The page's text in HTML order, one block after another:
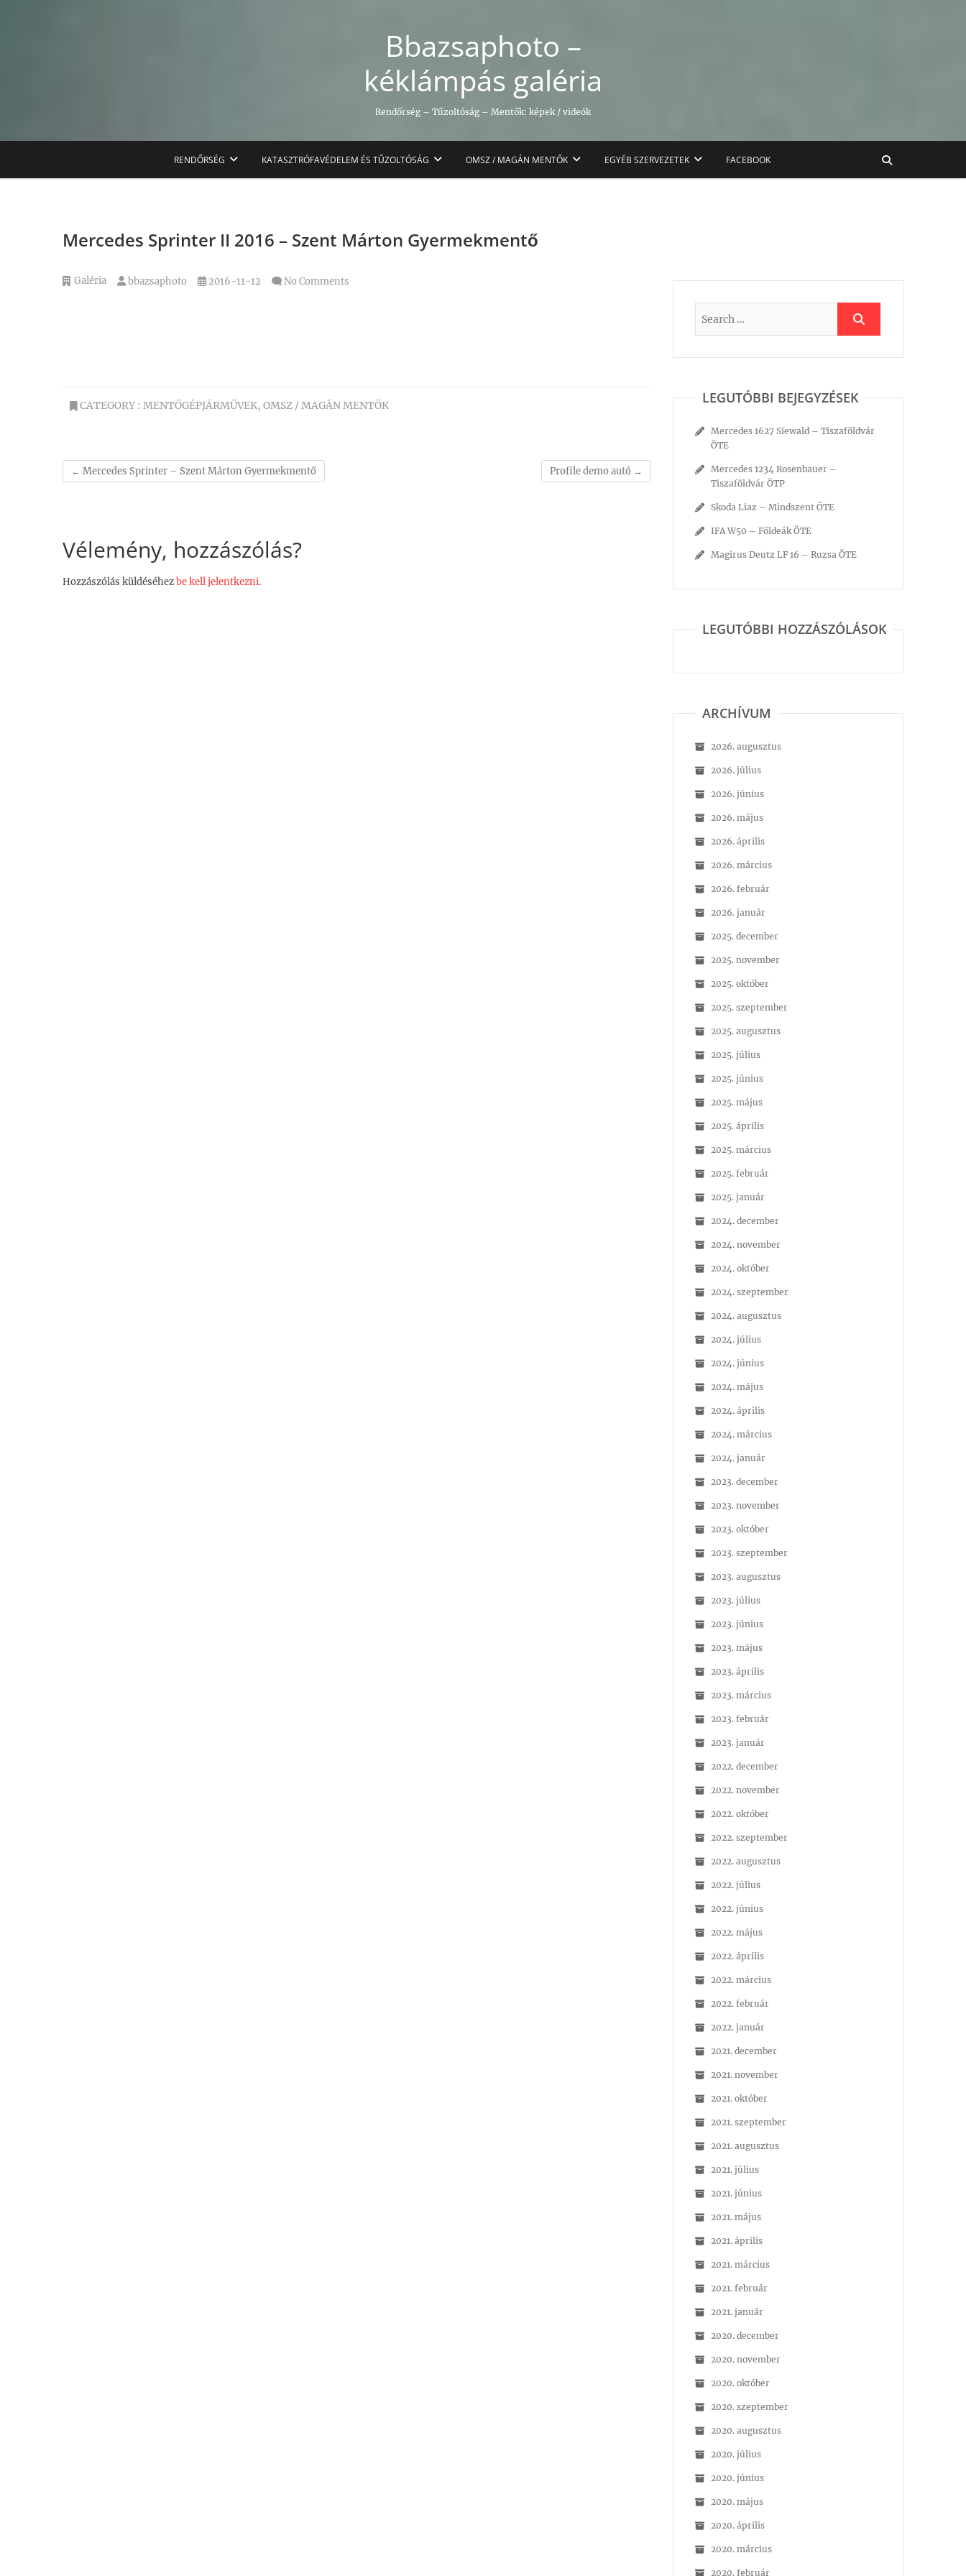
Bbazsaphoto –
kéklámpás galéria
Rendőrség – Tűzoltóság – Mentők: képek / videók
RENDŐRSÉG KATASZTRÓFAVÉDELEM ÉS TŰZOLTÓSÁG OMSZ / MAGÁN MENTŐK EGYÉB SZERVEZETEK FACEBOOK
Mercedes Sprinter II 2016 – Szent Márton Gyermekmentő
Galéria bbazsaphoto 2016-11-12 No Comments
CATEGORY : MENTŐGÉPJÁRMŰVEK, OMSZ / MAGÁN MENTŐK
← Mercedes Sprinter – Szent Márton Gyermekmentő Profile demo autó →
Vélemény, hozzászólás?
Hozzászólás küldéséhezbe kell jelentkezni.
LEGUTÓBBI BEJEGYZÉSEK
Mercedes 1627 Siewald – Tiszaföldvár
ÖTE
Mercedes 1234 Rosenbauer –
Tiszaföldvár ÖTP
Skoda Liaz – Mindszent ÖTE
IFA W50 – Földeák ÖTE
Magirus Deutz LF 16 – Ruzsa ÖTE
LEGUTÓBBI HOZZÁSZÓLÁSOK
ARCHÍVUM
2026. augusztus
2026. július
2026. június
2026. május
2026. április
2026. március
2026. február
2026. január
2025. december
2025. november
2025. október
2025. szeptember
2025. augusztus
2025. július
2025. június
2025. május
2025. április
2025. március
2025. február
2025. január
2024. december
2024. november
2024. október
2024. szeptember
2024. augusztus
2024. július
2024. június
2024. május
2024. április
2024. március
2024. január
2023. december
2023. november
2023. október
2023. szeptember
2023. augusztus
2023. július
2023. június
2023. május
2023. április
2023. március
2023. február
2023. január
2022. december
2022. november
2022. október
2022. szeptember
2022. augusztus
2022. július
2022. június
2022. május
2022. április
2022. március
2022. február
2022. január
2021. december
2021. november
2021. október
2021. szeptember
2021. augusztus
2021. július
2021. június
2021. május
2021. április
2021. március
2021. február
2021. január
2020. december
2020. november
2020. október
2020. szeptember
2020. augusztus
2020. július
2020. június
2020. május
2020. április
2020. március
2020. február